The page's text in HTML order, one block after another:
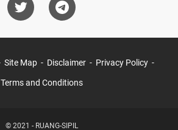
Site Map Disclaimer Privacy Policy
Terms and Conditions
© 2021 - RUANG-SIPIL